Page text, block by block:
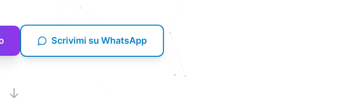
Scrivimi su WhatsApp